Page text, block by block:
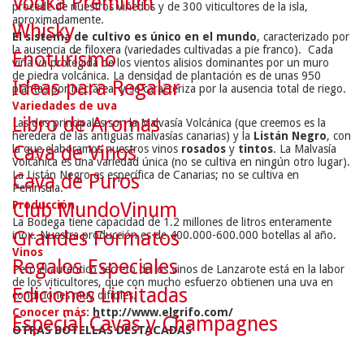
procede de nuestros viñedos y de 300 viticultores de la isla,
aproximadamente.
El sistema de cultivo es único en el mundo, caracterizado por
la ausencia de filoxera (variedades cultivadas a pie franco). Cada
viña va protegida de los vientos alisios dominantes por un muro
de piedra volcánica. La densidad de plantación es de unas 950
plantas por hectárea, y se caracteriza por la ausencia total de riego.
Variedades de uva
Las dos principales son la Malvasía Volcánica (que creemos es la
heredera de las antiguas malvasías canarias) y la Listán Negro, con
la que elaboramos nuestros vinos rosados y tintos. La Malvasía
Volcánica es una variedad única (no se cultiva en ningún otro lugar).
La Listán Negro es específica de Canarias; no se cultiva en
Península.
Producción
La Bodega tiene capacidad de 1.2 millones de litros enteramente
inox. Nuestra producción es de 400.000-600.000 botellas al año.
Vinos
Pero el auténtico secreto de los vinos de Lanzarote está en la labor
de los viticultores, que con mucho esfuerzo obtienen una uva en
condiciones muy difíciles.
Conocer más: http://www.elgrifo.com/
OTRAS BOTELLAS DESTACADAS
Whisky
Enoturismo
Ideas para Regalar
Libro de Aromas
Cava de Vinos
Cava de Puros
Club MundoVinum
Grandes Formatos
Regalos Especiales
Ediciones Limitadas
Especial Cavas y Champagnes